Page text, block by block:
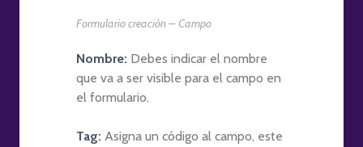
Formulario creación – Campo
Nombre: Debes indicar el nombre
que va a ser visible para el campo en
el formulario.
Tag: Asigna un código al campo, este